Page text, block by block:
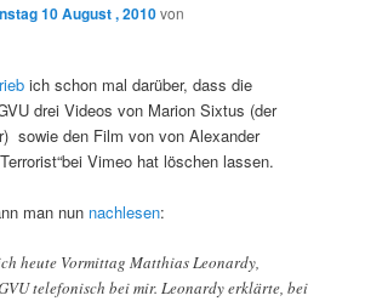
10 August , 2010von
ich schon mal darüber, dass die
drei Videos von Marion Sixtus (der
sowie den Film von von Alexander
Vimeo hat löschen lassen.
man nun nachlesen:
heute Vormittag Matthias Leonardy,
telefonisch bei mir. Leonardy erklärte, bei